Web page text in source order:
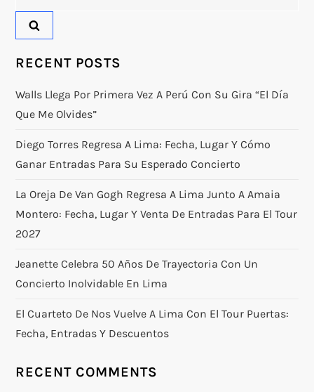
RECENT POSTS
Walls Llega Por Primera Vez A Perú Con Su Gira “El Día
Que Me Olvides”
Diego Torres Regresa A Lima: Fecha, Lugar Y Cómo
Ganar Entradas Para Su Esperado Concierto
La Oreja De Van Gogh Regresa A Lima Junto A Amaia
Montero: Fecha, Lugar Y Venta De Entradas Para El Tour
2027
Jeanette Celebra 50 Años De Trayectoria Con Un
Concierto Inolvidable En Lima
El Cuarteto De Nos Vuelve A Lima Con El Tour Puertas:
Fecha, Entradas Y Descuentos
RECENT COMMENTS